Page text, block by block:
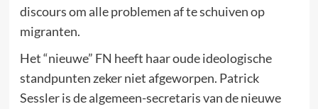
discours om alle problemen af te schuiven op
migranten.
Het “nieuwe” FN heeft haar oude ideologische
standpunten zeker niet afgeworpen. Patrick
Sessler is de algemeen-secretaris van de nieuwe